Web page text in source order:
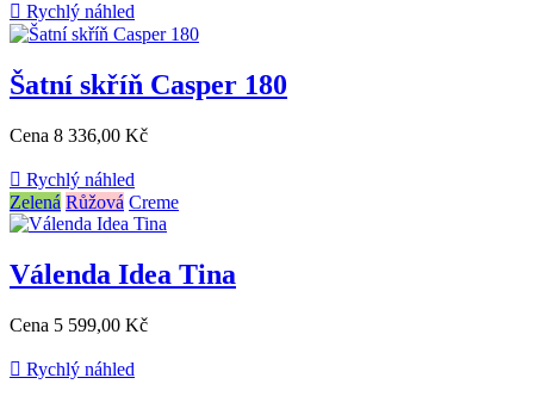
 Rychlý náhled
Šatní skříň Casper 180
Cena 8 336,00 Kč
 Rychlý náhled
Zelená Růžová Creme
Válenda Idea Tina
Cena 5 599,00 Kč
 Rychlý náhled